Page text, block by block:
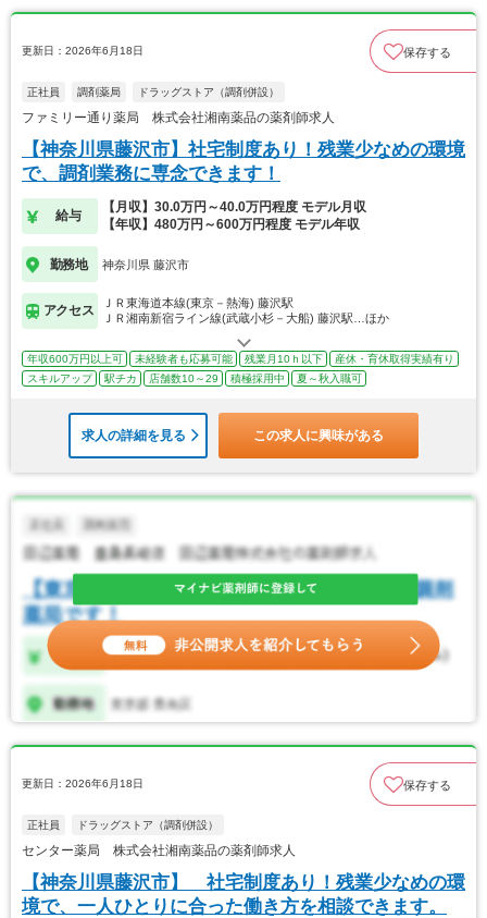
更新日：2026年6月18日 保存する
正社員 調剤薬局 ドラッグストア（調剤併設）
ファミリー通り薬局 株式会社湘南薬品の薬剤師求人
【神奈川県藤沢市】社宅制度あり！残業少なめの環境
で、調剤業務に専念できます！
給与
【月収】30.0万円～40.0万円程度 モデル月収
【年収】480万円～600万円程度 モデル年収
勤務地 神奈川県 藤沢市
アクセス
ＪＲ東海道本線(東京－熱海) 藤沢駅
ＪＲ湘南新宿ライン線(武蔵小杉－大船) 藤沢駅…ほか
年収600万円以上可 未経験者も応募可能 残業月10ｈ以下
産休・育休取得実績有り
スキルアップ
駅チカ 店舗数10～29 積極採用中 夏～秋入職可
求人の詳細を見る この求人に興味がある
更新日：2026年6月18日 保存する
正社員 ドラッグストア（調剤併設）
センター薬局 株式会社湘南薬品の薬剤師求人
【神奈川県藤沢市】 社宅制度あり！残業少なめの環
境で、一人ひとりに合った働き方を相談できます。